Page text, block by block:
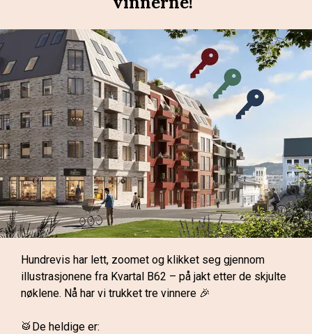
Hundrevis har lett, zoomet og klikket seg gjennom
illustrasjonene fra Kvartal B62 – på jakt etter de skjulte
nøklene. Nå har vi trukket tre vinnere 🎉
🥁De heldige er: